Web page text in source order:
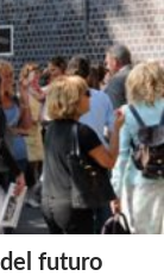
futuro